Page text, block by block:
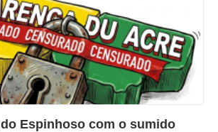
Espinhoso com o sumido